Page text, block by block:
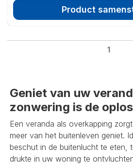
Product
1
Geniet van uw
zonwering is de
Een veranda als overkapping
meer van het buitenleven geniet.
beschut in de buitenlucht te eten,
drukte in uw woning te